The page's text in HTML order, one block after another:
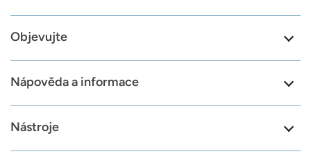
Objevujte
Nápověda a informace
Nástroje